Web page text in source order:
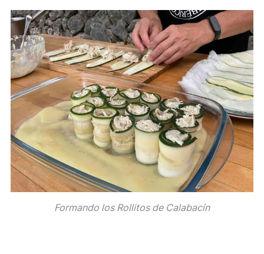
Formando los Rollitos de Calabacín